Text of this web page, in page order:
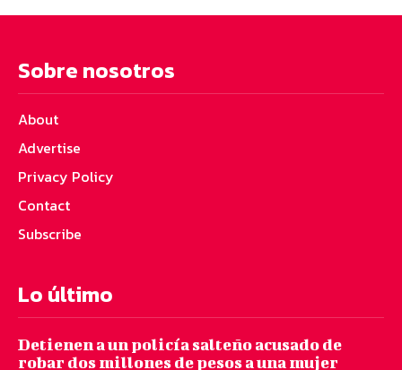
Sobre nosotros
About
Advertise
Privacy Policy
Contact
Subscribe
Lo último
Detienen a un policía salteño acusado de
robar dos millones de pesos a una mujer